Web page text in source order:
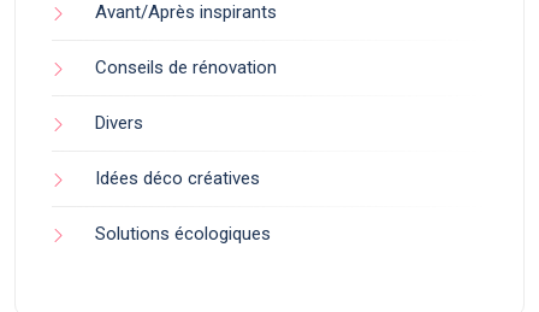
Avant/Après inspirants
Conseils de rénovation
Divers
Idées déco créatives
Solutions écologiques